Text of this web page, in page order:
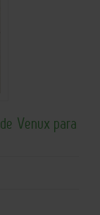
Venux para